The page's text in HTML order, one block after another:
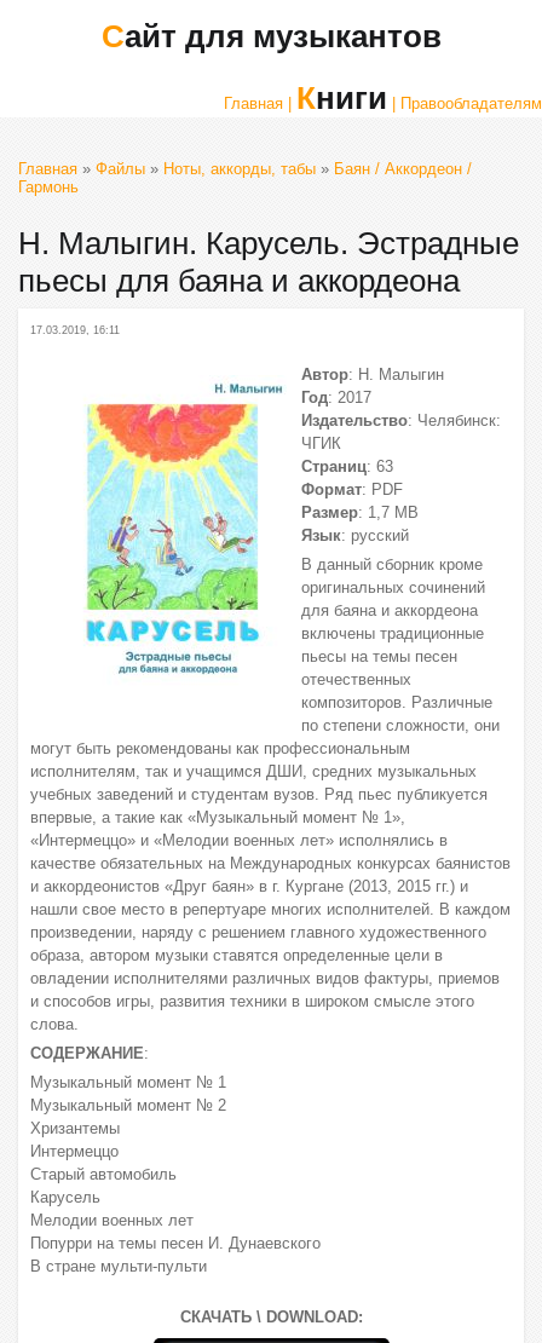
Сайт для музыкантов
Главная | Книги | Правообладателям
Главная » Файлы » Ноты, аккорды, табы » Баян / Аккордеон /
Гармонь
Н. Малыгин. Карусель. Эстрадные
пьесы для баяна и аккордеона
17.03.2019, 16:11
Автор: Н. Малыгин
Год: 2017
Издательство: Челябинск:
ЧГИК
Страниц: 63
Формат: PDF
Размер: 1,7 МВ
Язык: русский
В данный сборник кроме
оригинальных сочинений
для баяна и аккордеона
включены традиционные
пьесы на темы песен
отечественных
композиторов. Различные
по степени сложности, они
могут быть рекомендованы как профессиональным
исполнителям, так и учащимся ДШИ, средних музыкальных
учебных заведений и студентам вузов. Ряд пьес публикуется
впервые, а такие как «Музыкальный момент № 1»,
«Интермеццо» и «Мелодии военных лет» исполнялись в
качестве обязательных на Международных конкурсах баянистов
и аккордеонистов «Друг баян» в г. Кургане (2013, 2015 гг.) и
нашли свое место в репертуаре многих исполнителей. В каждом
произведении, наряду с решением главного художественного
образа, автором музыки ставятся определенные цели в
овладении исполнителями различных видов фактуры, приемов
и способов игры, развития техники в широком смысле этого
слова.
СОДЕРЖАНИЕ:
Музыкальный момент № 1
Музыкальный момент № 2
Хризантемы
Интермеццо
Старый автомобиль
Карусель
Мелодии военных лет
Попурри на темы песен И. Дунаевского
В стране мульти-пульти
СКАЧАТЬ \ DOWNLOAD: